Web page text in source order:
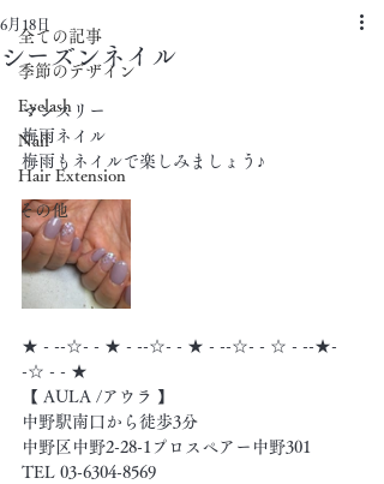
全ての記事
季節のデザイン
Eyelash
Nail
Hair Extension
その他
シーズンネイル
6月18日
マンスリー
梅雨ネイル
梅雨もネイルで楽しみましょう♪
★ - --☆- - ★ - --☆- - ★ - --☆- - ☆ - --★-
-☆ - - ★
【 AULA /アウラ 】
中野駅南口から徒歩3分
中野区中野2-28-1プロスペアー中野301
TEL 03-6304-8569